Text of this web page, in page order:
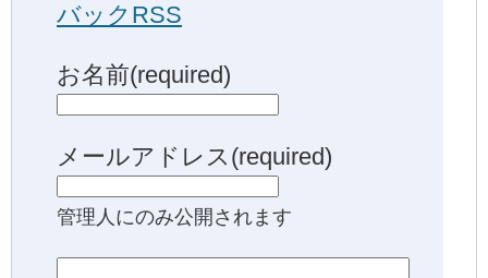
バックRSS
お名前(required)
メールアドレス(required)
管理人にのみ公開されます